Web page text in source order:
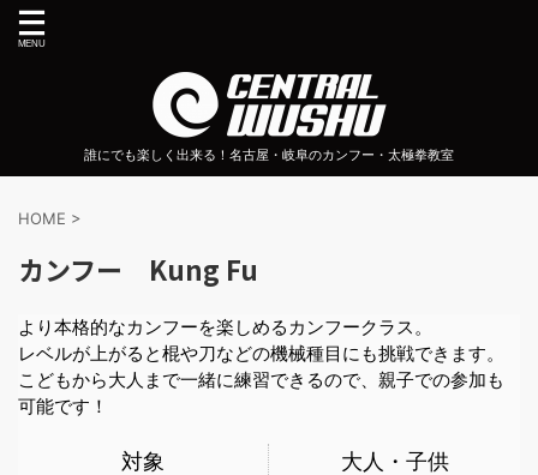
誰にでも楽しく出来る！名古屋・岐阜のカンフー・太極拳教室
HOME >
カンフー Kung Fu
より本格的なカンフーを楽しめるカンフークラス。
レベルが上がると棍や刀などの機械種目にも挑戦できます。
こどもから大人まで一緒に練習できるので、親子での参加も
可能です！
対象 大人・子供